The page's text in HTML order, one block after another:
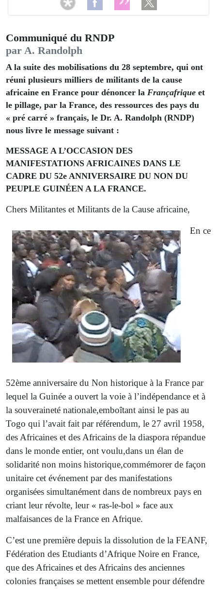
Communiqué du RNDP
par A. Randolph
A la suite des mobilisations du 28 septembre, qui ont
réuni plusieurs milliers de militants de la cause
africaine en France pour dénoncer la Françafrique et
le pillage, par la France, des ressources des pays du
« pré carré » français, le Dr. A. Randolph (RNDP)
nous livre le message suivant :
MESSAGE A L’OCCASION DES
MANIFESTATIONS AFRICAINES DANS LE
CADRE DU 52e ANNIVERSAIRE DU NON DU
PEUPLE GUINÉEN A LA FRANCE.
Chers Militantes et Militants de la Cause africaine,
En ce
52ème anniversaire du Non historique à la France par
lequel la Guinée a ouvert la voie à l’indépendance et à
la souveraineté nationale,emboîtant ainsi le pas au
Togo qui l’avait fait par référendum, le 27 avril 1958,
des Africaines et des Africains de la diaspora répandue
dans le monde entier, ont voulu,dans un élan de
solidarité non moins historique,commémorer de façon
unitaire cet événement par des manifestations
organisées simultanément dans de nombreux pays en
criant leur révolte, leur « ras-le-bol » face aux
malfaisances de la France en Afrique.
C’est une première depuis la dissolution de la FEANF,
Fédération des Etudiants d’Afrique Noire en France,
que des Africaines et des Africains des anciennes
colonies françaises se mettent ensemble pour défendre